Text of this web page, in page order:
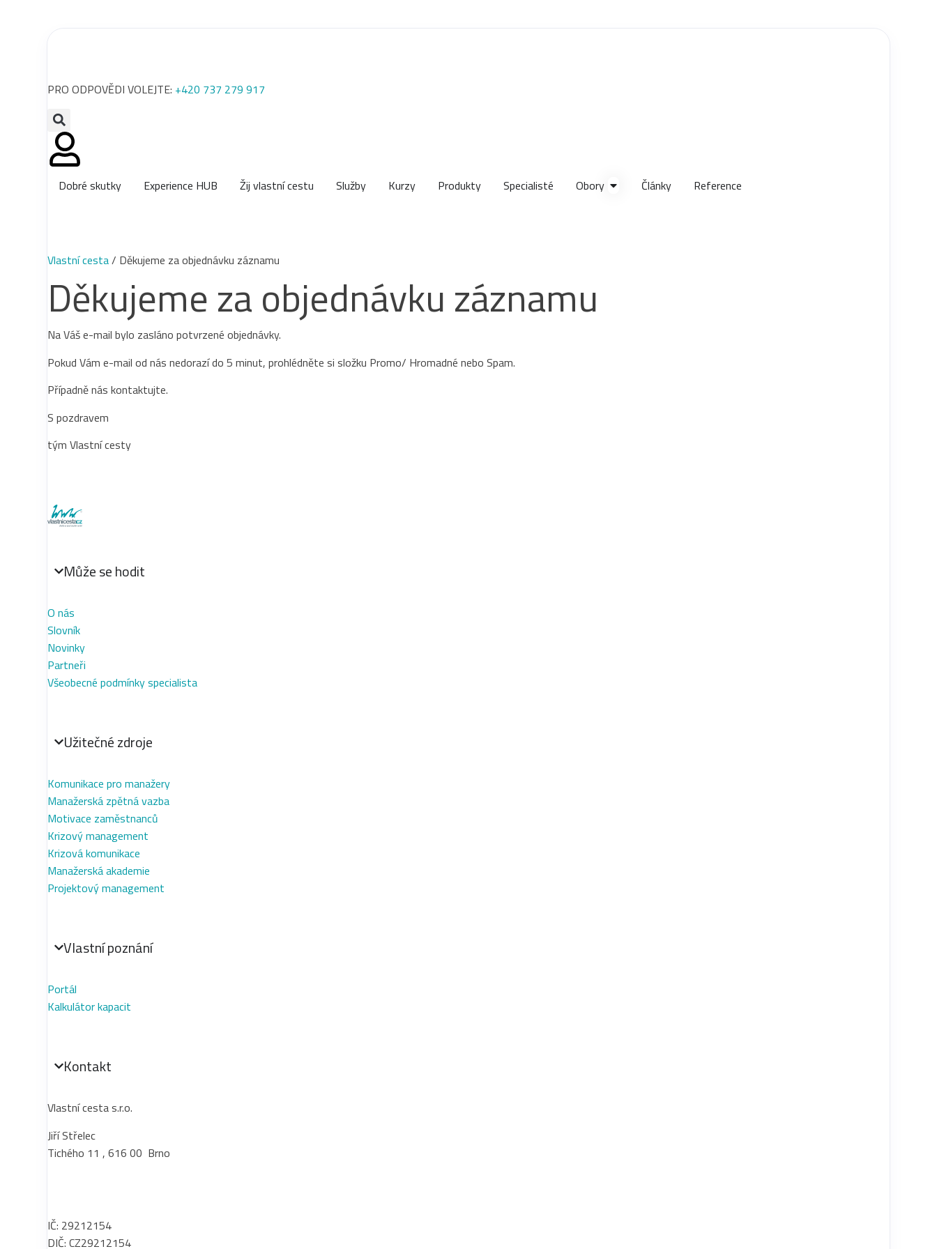
PRO ODPOVĚDI VOLEJTE: +420 737 279 917
Dobré skutky Experience HUB Žij vlastní cestu Služby Kurzy Produkty Specialisté Obory Články Reference
Vlastní cesta/ Děkujeme za objednávku záznamu
Děkujeme za objednávku záznamu
Na Váš e-mail bylo zasláno potvrzené objednávky.
Pokud Vám e-mail od nás nedorazí do 5 minut, prohlédněte si složku Promo/ Hromadné nebo Spam.
Případně nás kontaktujte.
S pozdravem
tým Vlastní cesty
Může se hodit
O nás
Slovník
Novinky
Partneři
Všeobecné podmínky specialista
Užitečné zdroje
Komunikace pro manažery
Manažerská zpětná vazba
Motivace zaměstnanců
Krizový management
Krizová komunikace
Manažerská akademie
Projektový management
Vlastní poznání
Portál
Kalkulátor kapacit
Kontakt
Vlastní cesta s.r.o.
Jiří Střelec
Tichého 11 , 616 00 Brno
IČ: 29212154
DIČ: CZ29212154